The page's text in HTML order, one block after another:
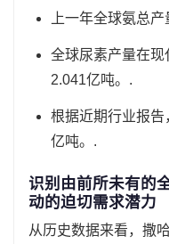
上一年全球氨总
全球尿素产量在
2.041亿吨。.
根据近期行业报
亿吨。.
识别由前所未有的
动的迫切需求潜力
从历史数据来看，撒